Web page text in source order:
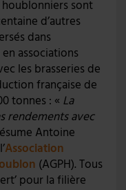
houblonniers sont
d’autres
dans
associations
les brasseries de
française de
tonnes : « La
rendements avec
Antoine
Association
(AGPH). Tous
pour la filière